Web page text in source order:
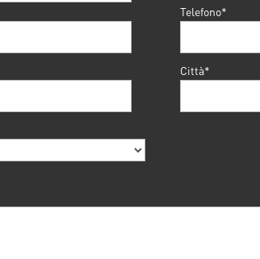
Telefono*
Città*